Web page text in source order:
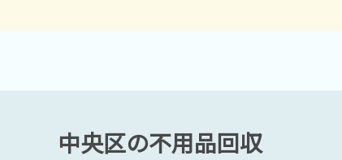
中央区の不用品回収